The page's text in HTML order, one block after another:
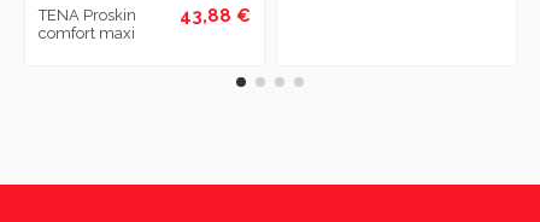
TENA Proskin
comfort maxi
43,88 €